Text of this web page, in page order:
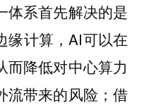
体系首先解决的是
缘计算，AI可以在
而降低对中心算力
流带来的风险；借